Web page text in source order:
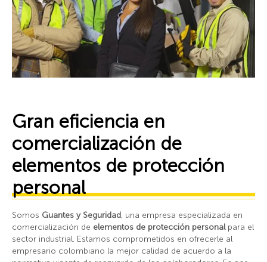
Gran eficiencia en
comercialización de
elementos de protección
personal
Somos Guantes y Seguridad, una empresa especializada en
comercialización de elementos de protección personal para el
sector industrial. Estamos comprometidos en ofrecerle al
empresario colombiano la mejor calidad de acuerdo a la